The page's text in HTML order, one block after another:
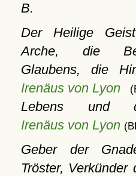
B.
Der Heilige
Arche, die
Glaubens, die
Irenäus von Lyon
Lebens und
Irenäus von Lyon
Geber der
Tröster,